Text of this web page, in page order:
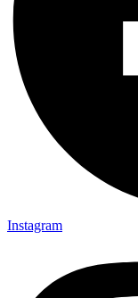
Instagram